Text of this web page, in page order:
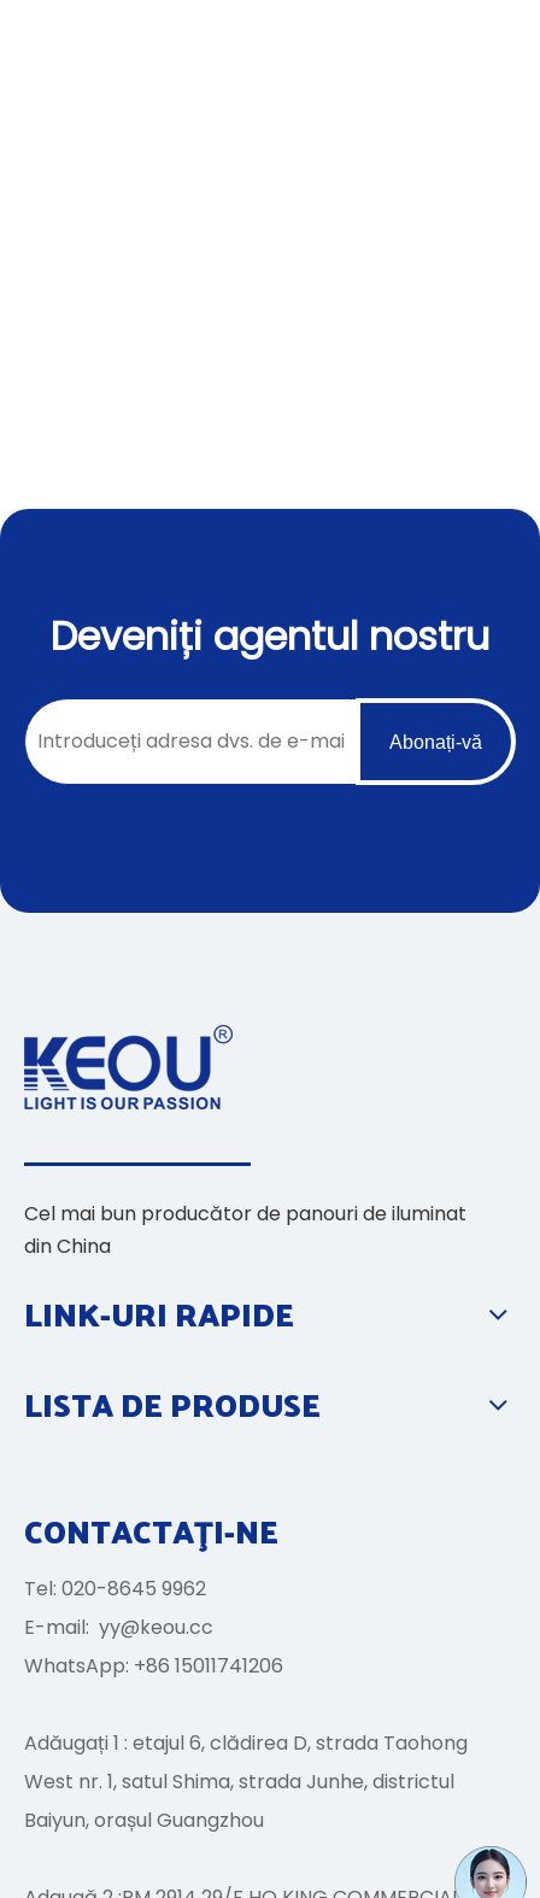
Deveniți agentul nostru
Abonați-vă
Cel mai bun producător de panouri de iluminat
din China
LINK-URI RAPIDE
LISTA DE PRODUSE
CONTACTAŢI-NE
Tel: 020-8645 9962
E-mail: yy@keou.cc
WhatsApp: +86 15011741206
Adăugați 1 : etajul 6, clădirea D, strada Taohong
West nr. 1, satul Shima, strada Junhe, districtul
Baiyun, orașul Guangzhou